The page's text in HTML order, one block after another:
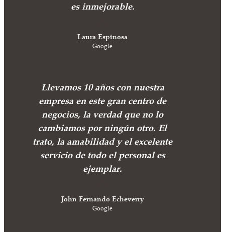
es inmejorable.
Laura Espinosa
Google
Llevamos 10 años con nuestra
empresa en este gran centro de
negocios, la verdad que no lo
cambiamos por ningún otro. El
trato, la amabilidad y el excelente
servicio de todo el personal es
ejemplar.
John Fernando Echeverry
Google